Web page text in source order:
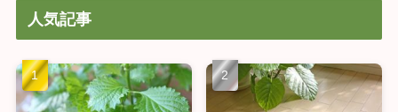
人気記事